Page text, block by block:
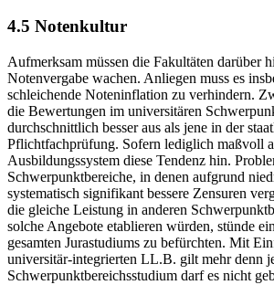
4.5 Notenkultur
Aufmerksam müssen die Fakultäten darüber
Notenvergabe wachen. Anliegen muss es
schleichende Noteninflation zu verhindern.
die Bewertungen im universitären
durchschnittlich besser aus als jene in der
Pflichtfachprüfung. Sofern lediglich maßvoll
Ausbildungssystem diese Tendenz hin.
Schwerpunktbereiche, in denen aufgrund
systematisch signifikant bessere Zensuren
die gleiche Leistung in anderen
solche Angebote etablieren würden, stünde
gesamten Jurastudiums zu befürchten. Mit
universitär-integrierten LL.B. gilt mehr denn
Schwerpunktbereichsstudium darf es nicht